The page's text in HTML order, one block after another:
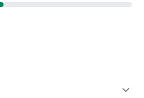
expand_more